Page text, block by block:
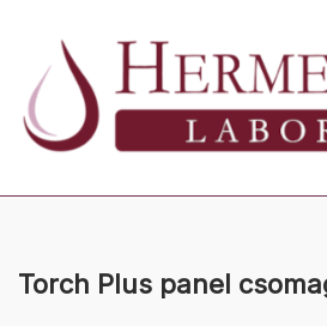
content
Torch Plus panel